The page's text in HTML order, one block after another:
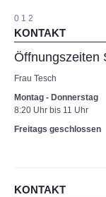
0 1 2
KONTAKT
Öffnungszeiten
Frau Tesch
Montag - Donnerstag
8:20 Uhr bis 11 Uhr
Freitags geschlossen
KONTAKT